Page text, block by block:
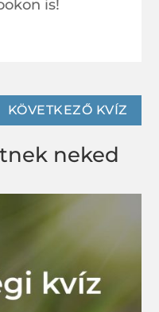
e is!
KÖVETKEZŐ KVÍZ
neked